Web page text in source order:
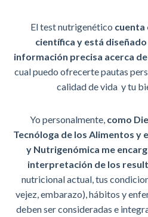
El test nutrigenético cuenta
científica y está
información precisa acerca
cual puedo ofrecerte pautas
calidad de vida y tu
Yo personalmente, como
Tecnóloga de los Alimentos y
y Nutrigenómica me
interpretación de los
nutricional actual, tus
vejez, embarazo), hábitos y
deben ser consideradas e